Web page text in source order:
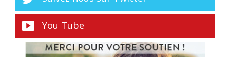
You Tube